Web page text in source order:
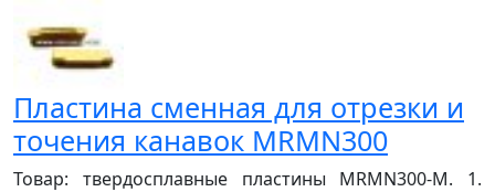
Пластина сменная для отрезки и
точения канавок MRMN300
Товар: твердосплавные пластины MRMN300-M. 1.